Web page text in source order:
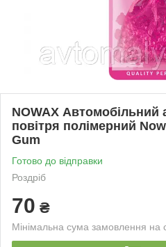
NOWAX Автомобільний
повітря полімерний
Gum
Готово до відправки
Роздріб
70 ₴
Мінімальна сума замовлення на